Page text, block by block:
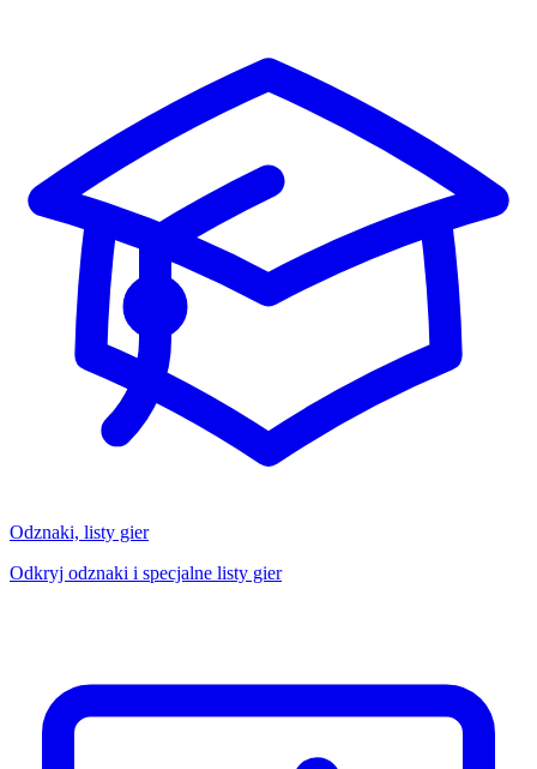
Odznaki, listy gier
Odkryj odznaki i specjalne listy gier